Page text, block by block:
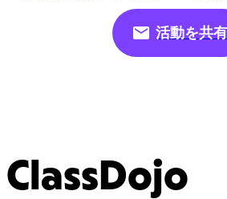
活動を共有
ClassDojo